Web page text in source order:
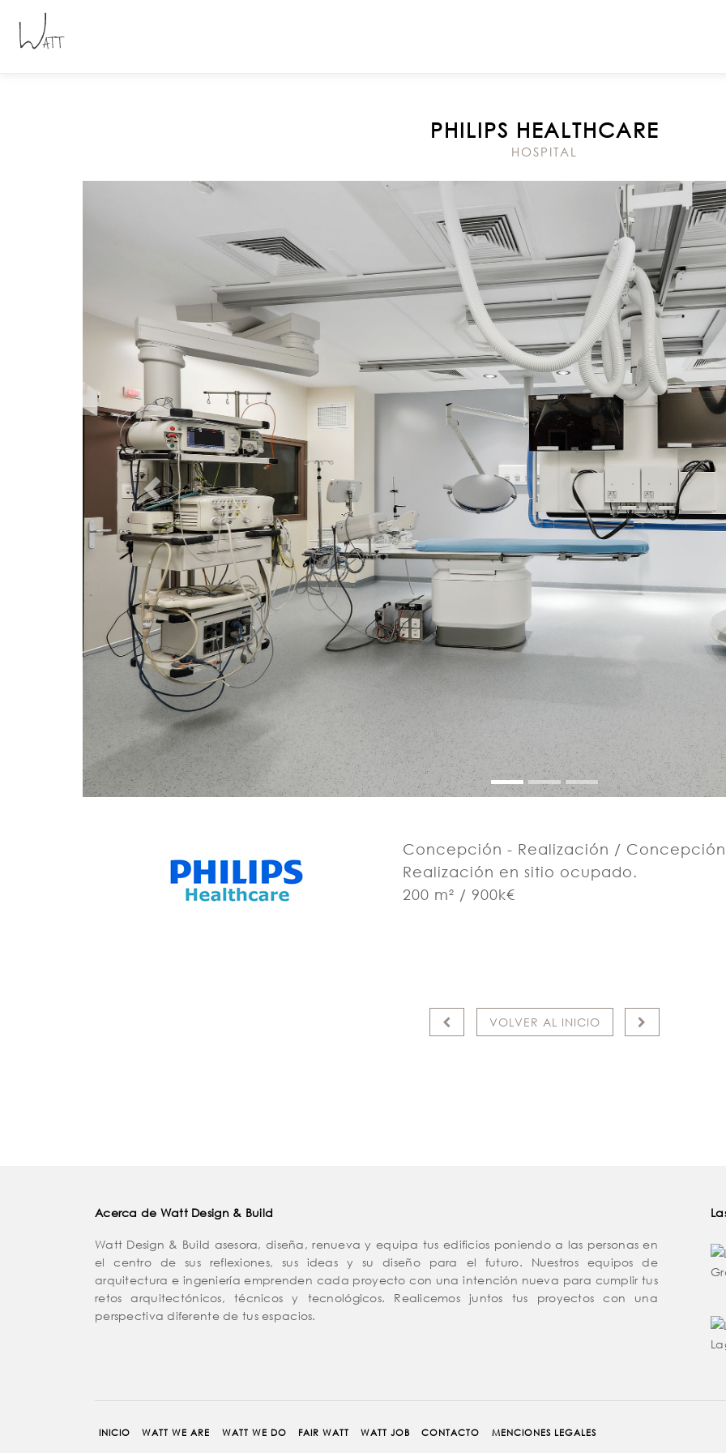
PHILIPS HEALTHCARE
HOSPITAL
Previous
Concepción - Realización /
Realización en sitio ocupado.
200 m² / 900k€
VOLVER AL INICIO
Acerca de Watt Design & Build
Watt Design & Build asesora, diseña, renueva y equipa tus edificios poniendo a las personas en
el centro de sus reflexiones, sus ideas y su diseño para el futuro. Nuestros equipos de
arquitectura e ingeniería emprenden cada proyecto con una intención nueva para cumplir tus
retos arquitectónicos, técnicos y tecnológicos. Realicemos juntos tus proyectos con una
perspectiva diferente de tus espacios.
INICIO WATT WE ARE WATT WE DO FAIR WATT WATT JOB CONTACTO MENCIONES LEGALES